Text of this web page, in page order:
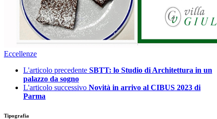
Eccellenze
L'articolo precedente SBTT: lo Studio di Architettura in un
palazzo da sogno
L'articolo successivo Novità in arrivo al CIBUS 2023 di
Parma
Tipografia